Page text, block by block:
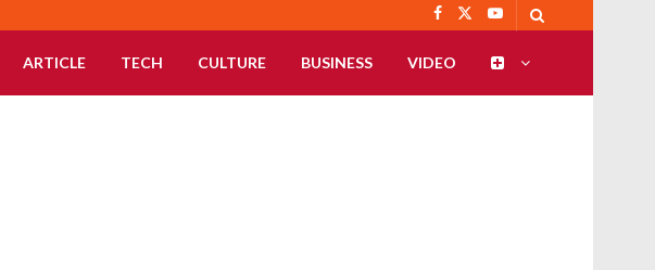
ARTICLE TECH CULTURE BUSINESS VIDEO